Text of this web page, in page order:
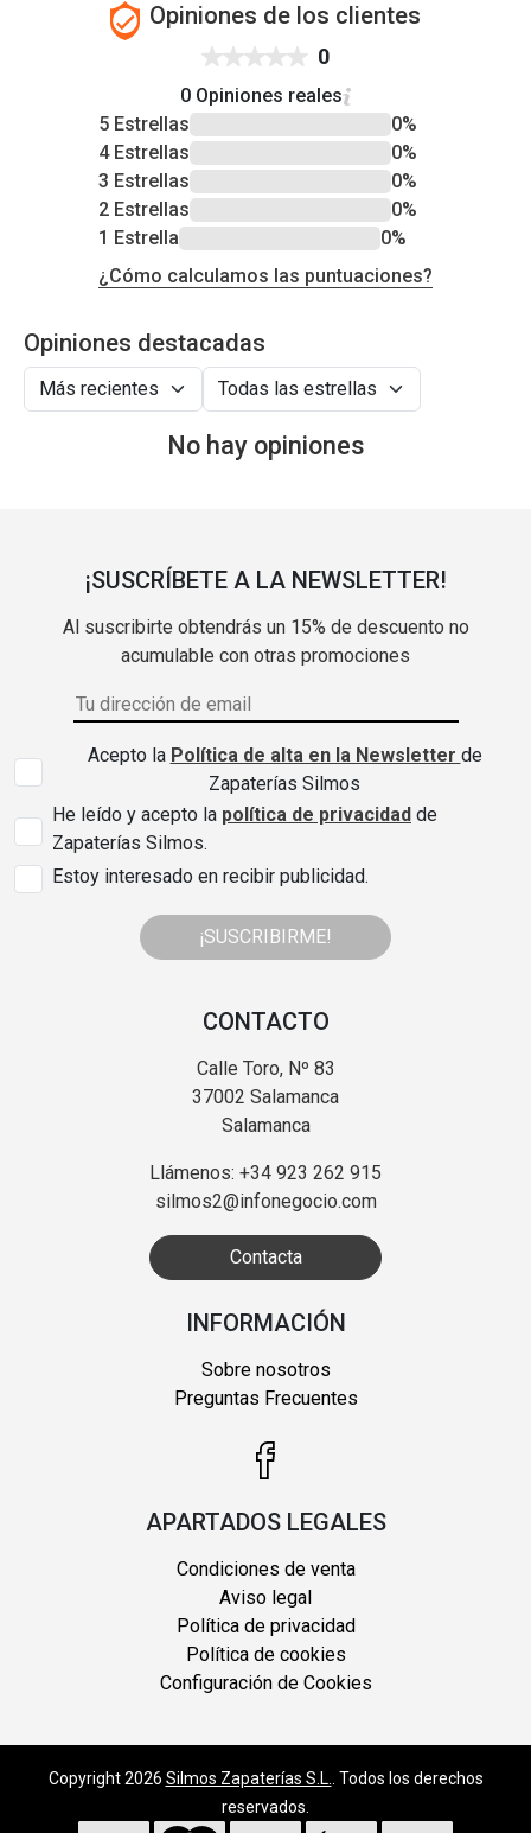
Opiniones de los clientes
0
0 Opiniones reales
5 Estrellas
0%
4 Estrellas
0%
3 Estrellas
0%
2 Estrellas
0%
1 Estrella
0%
¿Cómo calculamos las puntuaciones?
Opiniones destacadas
No hay opiniones
¡SUSCRÍBETE A LA NEWSLETTER!
Al suscribirte obtendrás un 15% de descuento no
acumulable con otras promociones
Acepto la Política de alta en la Newsletter de
Zapaterías Silmos
He leído y acepto la política de privacidad de
Zapaterías Silmos.
Estoy interesado en recibir publicidad.
¡SUSCRIBIRME!
CONTACTO
Calle Toro, Nº 83
37002 Salamanca
Salamanca
Llámenos: +34 923 262 915
silmos2@infonegocio.com
Contacta
INFORMACIÓN
Sobre nosotros
Preguntas Frecuentes
APARTADOS LEGALES
Condiciones de venta
Aviso legal
Política de privacidad
Política de cookies
Configuración de Cookies
Copyright 2026 Silmos Zapaterías S.L.
. Todos los derechos
reservados.